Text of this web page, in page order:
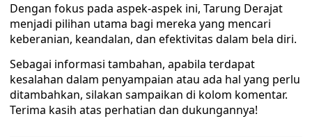
Dengan fokus pada aspek-aspek ini, Tarung Derajat
menjadi pilihan utama bagi mereka yang mencari
keberanian, keandalan, dan efektivitas dalam bela diri.
Sebagai informasi tambahan, apabila terdapat
kesalahan dalam penyampaian atau ada hal yang perlu
ditambahkan, silakan sampaikan di kolom komentar.
Terima kasih atas perhatian dan dukungannya!